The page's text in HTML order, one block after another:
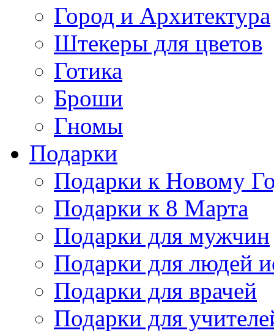
Город и Архитектура
Штекеры для цветов
Готика
Броши
Гномы
Подарки
Подарки к Новому
Подарки к 8 Марта
Подарки для мужчин
Подарки для людей
Подарки для врачей
Подарки для